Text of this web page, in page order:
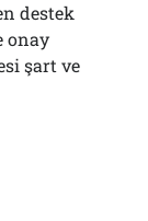
destek
onay
şart ve